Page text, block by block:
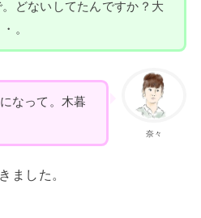
。どないしてたんですか？大
。
奈々
なって。木暮
ました。